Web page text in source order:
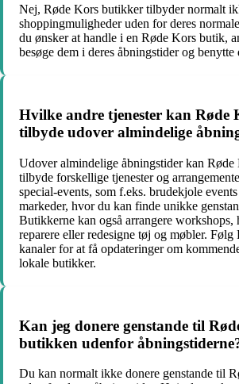
Nej, Røde Kors butikker tilbyder normalt
shoppingmuligheder uden for deres
du ønsker at handle i en Røde Kors butik,
besøge dem i deres åbningstider og
Hvilke andre tjenester kan Røde
tilbyde udover almindelige
Udover almindelige åbningstider kan
tilbyde forskellige tjenester og
special-events, som f.eks. brudekjole
markeder, hvor du kan finde unikke
Butikkerne kan også arrangere
reparere eller redesigne tøj og møbler.
kanaler for at få opdateringer om
lokale butikker.
Kan jeg donere genstande til
butikken udenfor
Du kan normalt ikke donere genstande til